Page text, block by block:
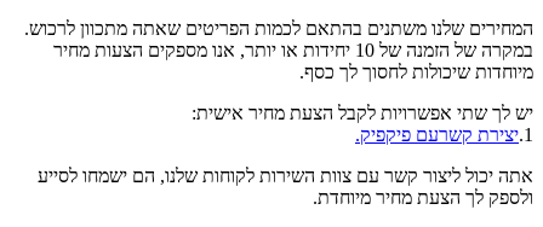
המחירים שלנו משתנים בהתאם לכמות הפריטים שאתה מתכוון לרכוש.
במקרה של הזמנה של 10 יחידות או יותר, אנו מספקים הצעות מחיר
מיוחדות שיכולות לחסוך לך כסף.
יש לך שתי אפשרויות לקבל הצעת מחיר אישית:
1. יצירת קשרעם פיקפיק.
אתה יכול ליצור קשר עם צוות השירות לקוחות שלנו, הם ישמחו לסייע
ולספק לך הצעת מחיר מיוחדת.